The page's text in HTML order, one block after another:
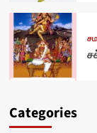
Categories